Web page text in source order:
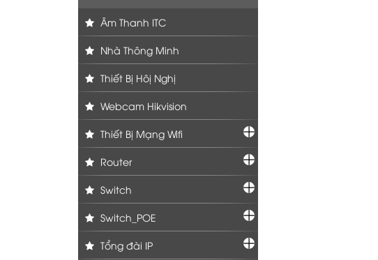
Âm Thanh ITC
Nhà Thông Minh
Thiết Bị Hôị Nghị
Webcam Hikvision
Thiết Bị Mạng Wifi
Router
Switch
Switch_POE
Tổng đài IP